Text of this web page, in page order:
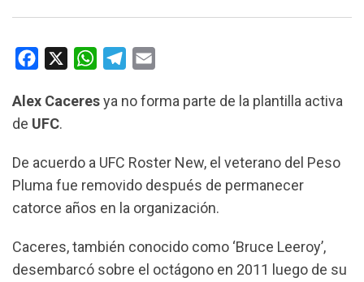
c
e
o
o
k
W
a
A
p
p
l
r
a
m
a
Alex Caceresya no forma parte de la plantilla activa
de UFC.
De acuerdo a UFC Roster New, el veterano del Peso
Pluma fue removido después de permanecer
catorce años en la organización.
Caceres, también conocido como ‘Bruce Leeroy’,
desembarcó sobre el octágono en 2011 luego de su